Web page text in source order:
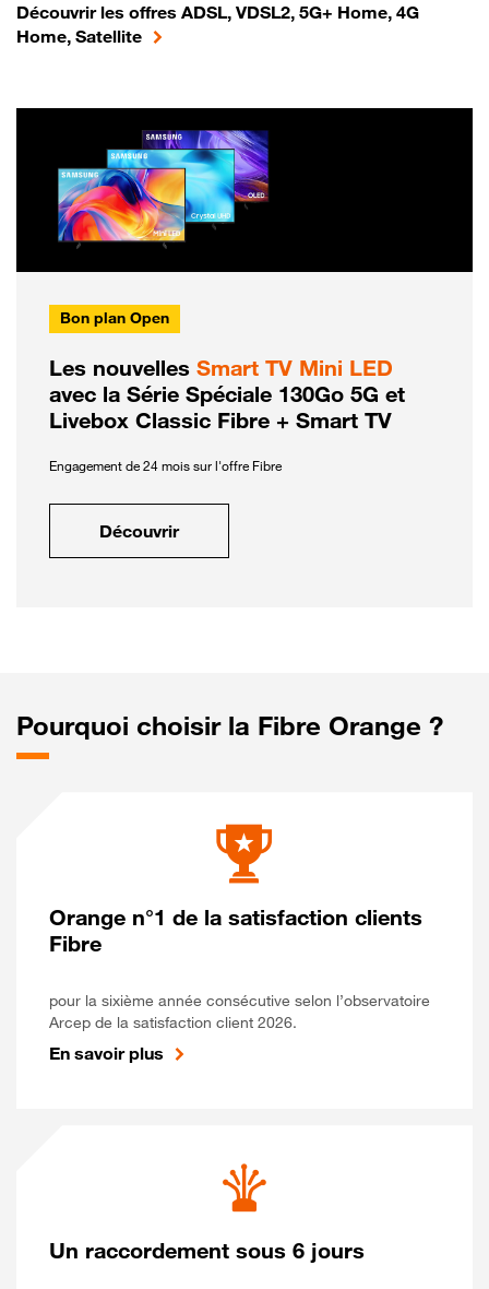
Découvrir les offres ADSL, VDSL2, 5G+ Home, 4G
Home, Satellite
Bon plan Open
Les nouvelles Smart TV Mini LED
avec la Série Spéciale 130Go 5G et
Livebox Classic Fibre + Smart TV
Engagement de 24 mois sur l'offre Fibre
Découvrir
Pourquoi choisir la Fibre Orange ?
Orange n°1 de la satisfaction clients
Fibre
pour la sixième année consécutive selon l’observatoire
Arcep de la satisfaction client 2026.
En savoir plus
Un raccordement sous 6 jours